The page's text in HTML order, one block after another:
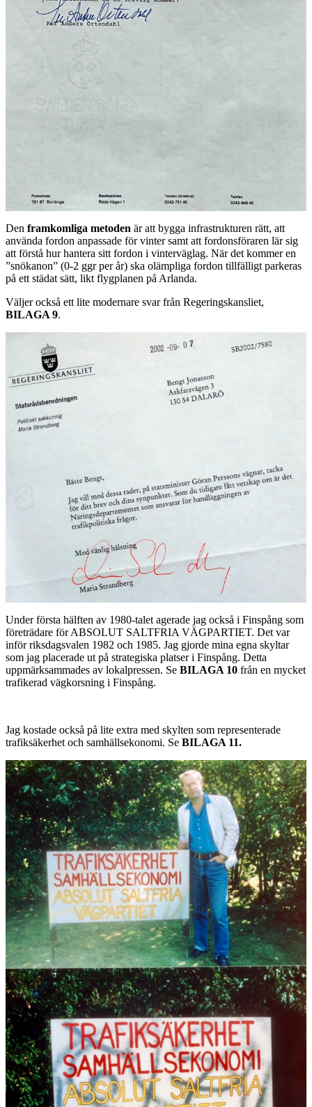
Den framkomliga metoden är att bygga infrastrukturen rätt, att
använda fordon anpassade för vinter samt att fordonsföraren lär sig
att förstå hur hantera sitt fordon i vinterväglag. När det kommer en
”snökanon” (0-2 ggr per år) ska olämpliga fordon tillfälligt parkeras
på ett städat sätt, likt flygplanen på Arlanda.
Väljer också ett lite modernare svar från Regeringskansliet,
BILAGA 9.
Under första hälften av 1980-talet agerade jag också i Finspång som
företrädare för ABSOLUT SALTFRIA VÄGPARTIET. Det var
inför riksdagsvalen 1982 och 1985. Jag gjorde mina egna skyltar
som jag placerade ut på strategiska platser i Finspång. Detta
uppmärksammades av lokalpressen. Se BILAGA 10 från en mycket
trafikerad vägkorsning i Finspång.
Jag kostade också på lite extra med skylten som representerade
trafiksäkerhet och samhällsekonomi. Se BILAGA 11.